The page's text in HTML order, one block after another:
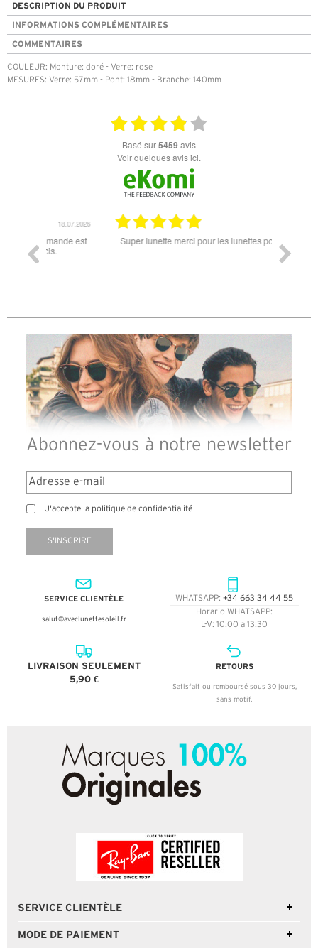
DESCRIPTION DU PRODUIT
INFORMATIONS COMPLÉMENTAIRES
COMMENTAIRES
COULEUR: Monture: doré - Verre: rose
MESURES: Verre: 57mm - Pont: 18mm - Branche: 140mm
basé sur5459 avis
Voir quelques avis ici.
Super lunette merci pour les lunettes pour l'éclipse
Abonnez-vous à notre newsletter
J'accepte la politique de confidentialité
S'INSCRIRE
SERVICE CLIENTÈLE
salut@aveclunettesoleil.fr
WHATSAPP: +34 663 34 44 55
Horario WHATSAPP:
L-V: 10:00 a 13:30
LIVRAISON SEULEMENT
5,90 €
RETOURS
Satisfait ou remboursé sous 30 jours,
sans motif.
SERVICE CLIENTÈLE
MODE DE PAIEMENT